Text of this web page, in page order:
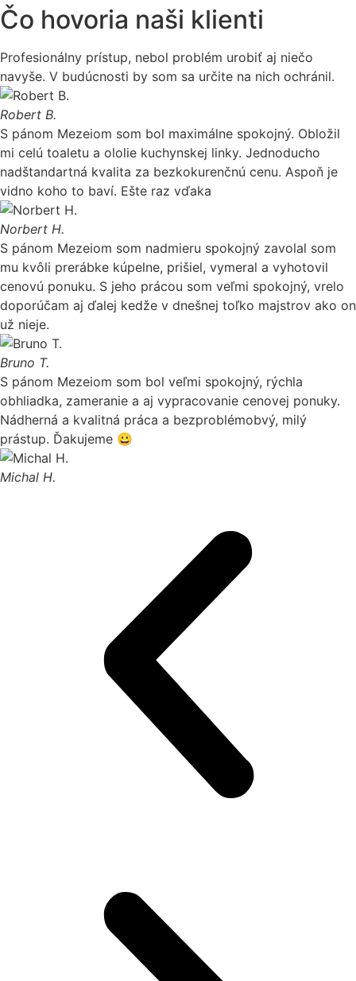
Čo hovoria naši klienti
Profesionálny prístup, nebol problém urobiť aj niečo
navyše. V budúcnosti by som sa určite na nich ochránil.
Robert B.
S pánom Mezeiom som bol maximálne spokojný. Obložil
mi celú toaletu a ololie kuchynskej linky. Jednoducho
nadštandartná kvalita za bezkokurenčnú cenu. Aspoň je
vidno koho to baví. Ešte raz vďaka
Norbert H.
S pánom Mezeiom som nadmieru spokojný zavolal som
mu kvôli prerábke kúpelne, prišiel, vymeral a vyhotovil
cenovú ponuku. S jeho prácou som veľmi spokojný, vrelo
doporúčam aj ďalej kedže v dnešnej toľko majstrov ako on
už nieje.
Bruno T.
S pánom Mezeiom som bol veľmi spokojný, rýchla
obhliadka, zameranie a aj vypracovanie cenovej ponuky.
Nádherná a kvalitná práca a bezproblémobvý, milý
prástup. Ďakujeme 😀
Michal H.